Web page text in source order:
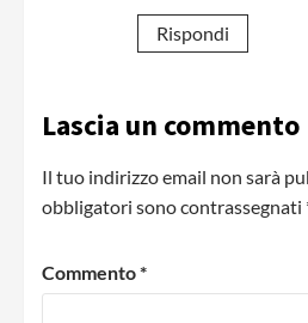
Rispondi
Lascia un commento
Il tuo indirizzo email non sarà
obbligatori sono contrassegnati
Commento*